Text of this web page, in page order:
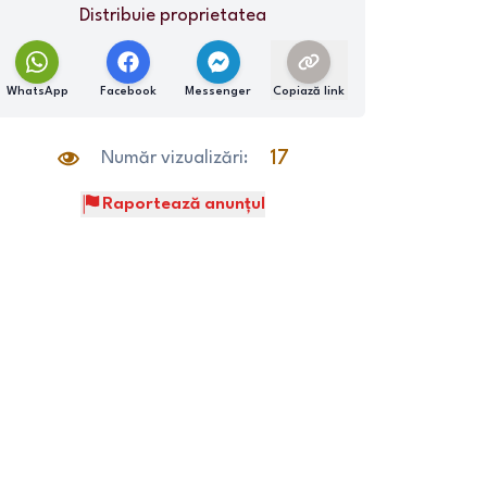
Distribuie proprietatea
WhatsApp Facebook Messenger Copiază link
Număr vizualizări: 17
Raportează anunțul